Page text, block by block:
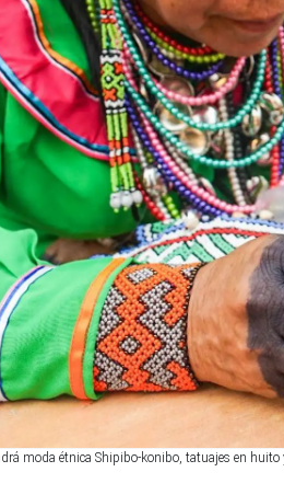
moda étnica Shipibo-konibo, tatuajes en